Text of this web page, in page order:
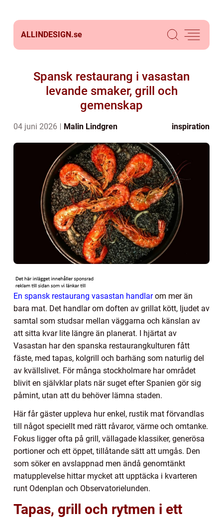
ALLINDESIGN.se
Spansk restaurang i vasastan
levande smaker, grill och
gemenskap
04 juni 2026 Malin Lindgren inspiration
En spansk restaurang vasastan handlarom mer än
bara mat. Det handlar om doften av grillat kött, ljudet av
samtal som studsar mellan väggarna och känslan av
att sitta kvar lite längre än planerat. I hjärtat av
Vasastan har den spanska restaurangkulturen fått
fäste, med tapas, kolgrill och barhäng som naturlig del
av kvällslivet. För många stockholmare har området
blivit en självklar plats när suget efter Spanien gör sig
påmint, utan att du behöver lämna staden.
Här får gäster uppleva hur enkel, rustik mat förvandlas
till något speciellt med rätt råvaror, värme och omtanke.
Fokus ligger ofta på grill, vällagade klassiker, generösa
portioner och ett öppet, tillåtande sätt att umgås. Den
som söker en avslappnad men ändå genomtänkt
matupplevelse hittar mycket att upptäcka i kvarteren
runt Odenplan och Observatorielunden.
Tapas, grill och rytmen i ett